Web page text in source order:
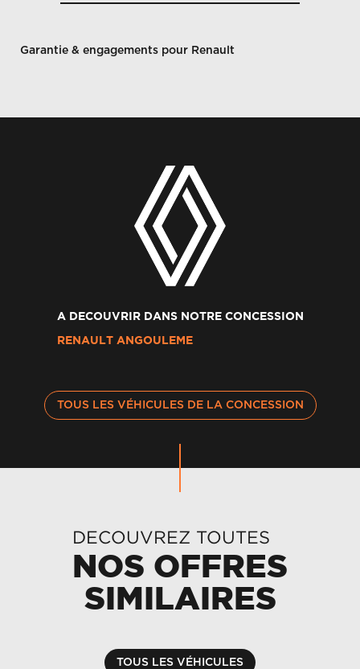
Garantie & engagements pour Renault
A DECOUVRIR DANS NOTRE CONCESSION
RENAULT ANGOULEME
TOUS LES VÉHICULES DE LA CONCESSION
DECOUVREZ TOUTES
NOS OFFRES
SIMILAIRES
TOUS LES VÉHICULES